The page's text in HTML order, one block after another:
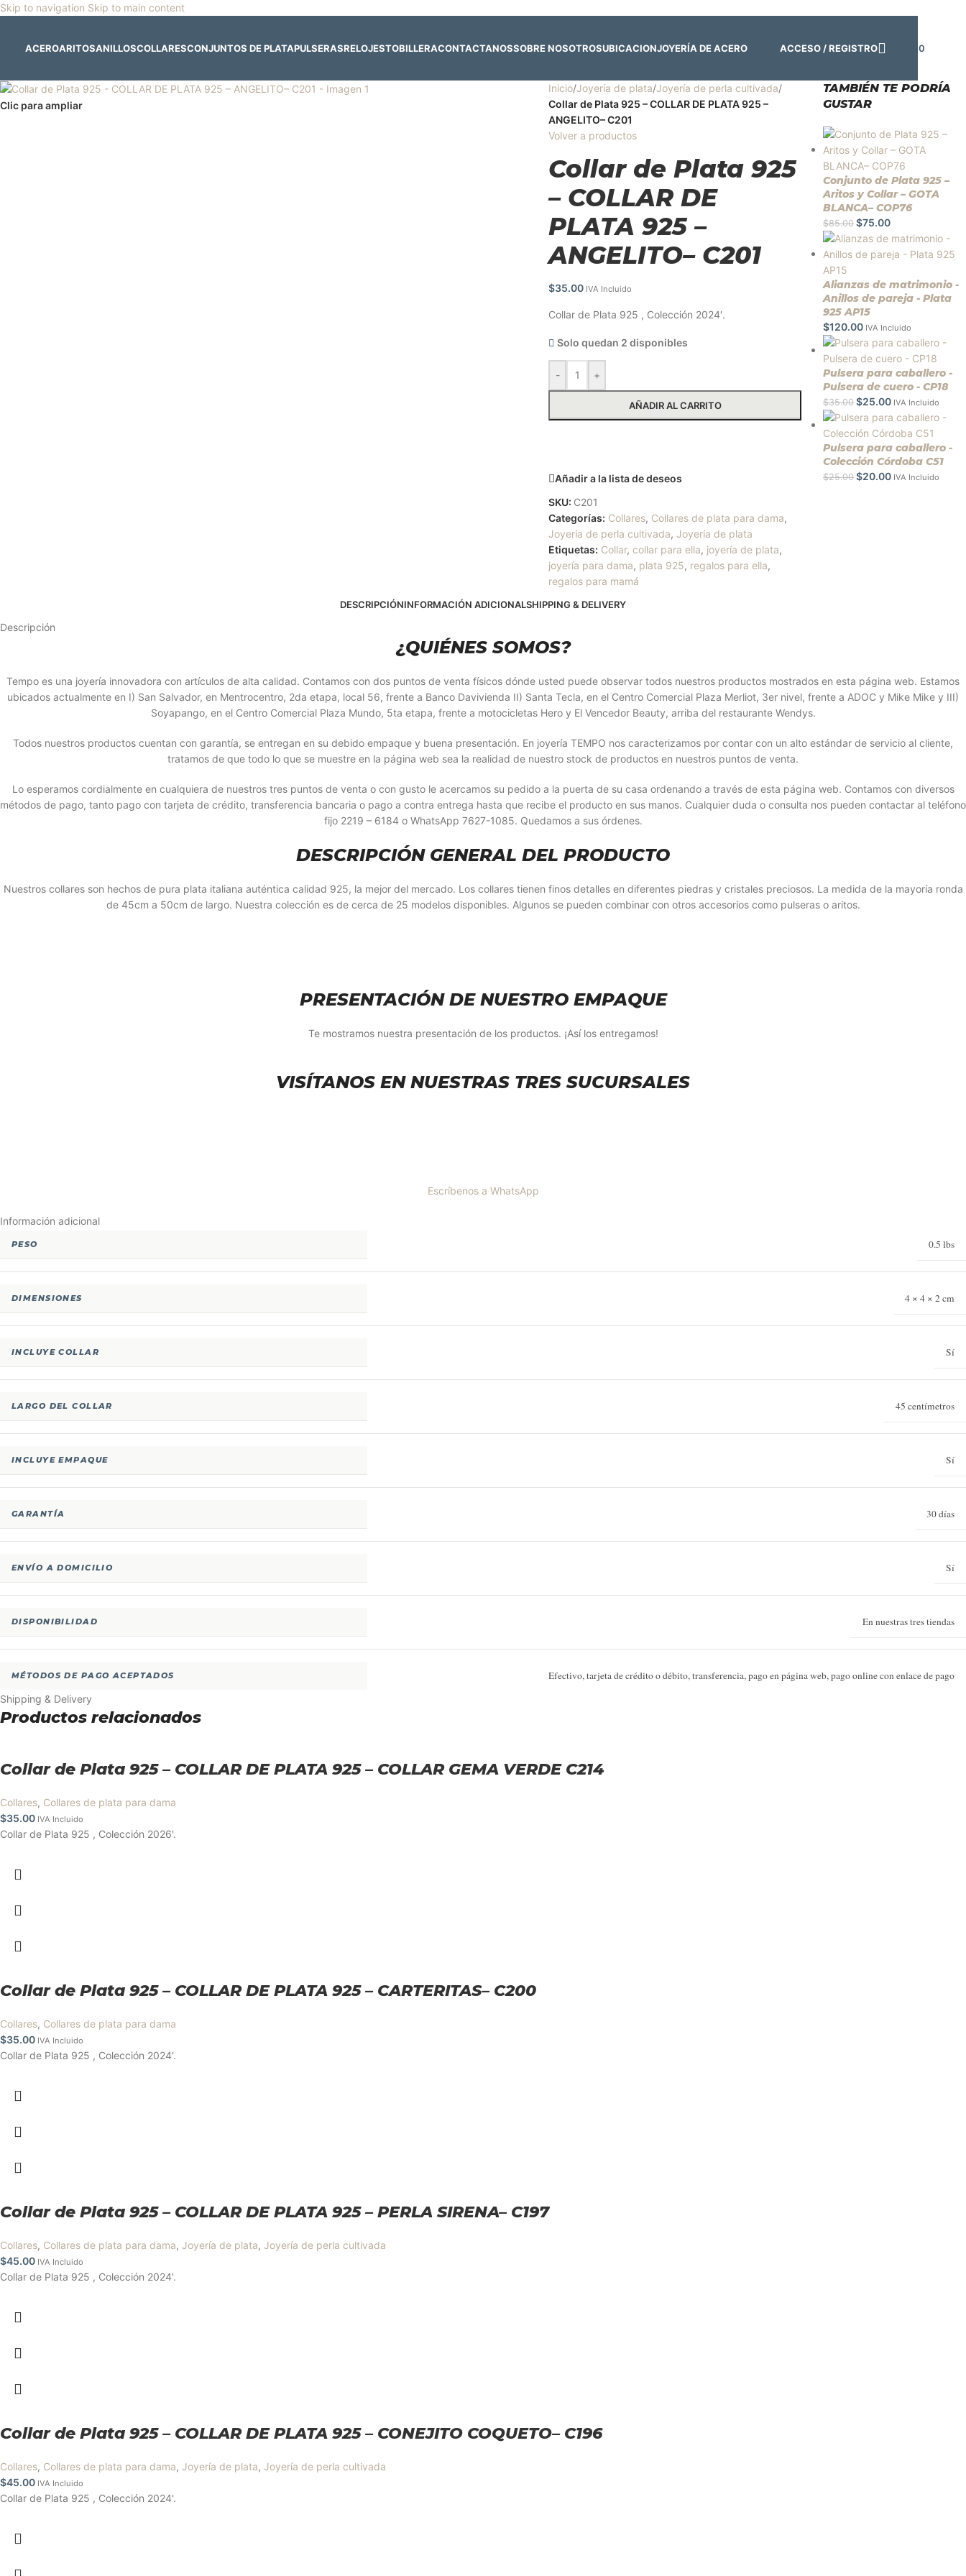
Skip to navigation Skip to main content
ACEROARITOSANILLOSCOLLARESCONJUNTOS DE PLATAPULSERASRELOJESTOBILLERACONTACTANOSSOBRE NOSOTROSUBICACIONJOYERÍA DE ACERO ACCESO / REGISTRO 0.00
Clic para ampliar
Inicio/Joyería de plata/Joyería de perla cultivada/
Collar de Plata 925 – COLLAR DE PLATA 925 –
ANGELITO– C201
Volver a productos
Collar de Plata 925
– COLLAR DE
PLATA 925 –
ANGELITO– C201
$35.00 IVA Incluido
Collar de Plata 925 , Colección 2024′.
Solo quedan 2 disponibles
- +
AÑADIR AL CARRITO
Añadir a la lista de deseos
SKU: C201
Categorías: Collares, Collares de plata para dama,
Joyería de perla cultivada, Joyería de plata
Etiquetas: Collar, collar para ella, joyería de plata,
joyería para dama, plata 925, regalos para ella,
regalos para mamá
TAMBIÉN TE PODRÍA
GUSTAR
Conjunto de Plata 925 –
Aritos y Collar – GOTA
BLANCA– COP76
$85.00 $75.00
Alianzas de matrimonio -
Anillos de pareja - Plata
925 AP15
$120.00 IVA Incluido
Pulsera para caballero -
Pulsera de cuero - CP18
$35.00 $25.00 IVA Incluido
Pulsera para caballero -
Colección Córdoba C51
$25.00 $20.00 IVA Incluido
DESCRIPCIÓNINFORMACIÓN ADICIONALSHIPPING & DELIVERY
Descripción
¿QUIÉNES SOMOS?
Tempo es una joyería innovadora con artículos de alta calidad. Contamos con dos puntos de venta físicos dónde usted puede observar todos nuestros productos mostrados en esta página web. Estamos
ubicados actualmente en I) San Salvador, en Mentrocentro, 2da etapa, local 56, frente a Banco Davivienda II) Santa Tecla, en el Centro Comercial Plaza Merliot, 3er nivel, frente a ADOC y Mike Mike y III)
Soyapango, en el Centro Comercial Plaza Mundo, 5ta etapa, frente a motocicletas Hero y El Vencedor Beauty, arriba del restaurante Wendys.
Todos nuestros productos cuentan con garantía, se entregan en su debido empaque y buena presentación. En joyería TEMPO nos caracterizamos por contar con un alto estándar de servicio al cliente,
tratamos de que todo lo que se muestre en la página web sea la realidad de nuestro stock de productos en nuestros puntos de venta.
Lo esperamos cordialmente en cualquiera de nuestros tres puntos de venta o con gusto le acercamos su pedido a la puerta de su casa ordenando a través de esta página web. Contamos con diversos
métodos de pago, tanto pago con tarjeta de crédito, transferencia bancaria o pago a contra entrega hasta que recibe el producto en sus manos. Cualquier duda o consulta nos pueden contactar al teléfono
fijo 2219 – 6184 o WhatsApp 7627-1085. Quedamos a sus órdenes.
DESCRIPCIÓN GENERAL DEL PRODUCTO
Nuestros collares son hechos de pura plata italiana auténtica calidad 925, la mejor del mercado. Los collares tienen finos detalles en diferentes piedras y cristales preciosos. La medida de la mayoría ronda
de 45cm a 50cm de largo. Nuestra colección es de cerca de 25 modelos disponibles. Algunos se pueden combinar con otros accesorios como pulseras o aritos.
PRESENTACIÓN DE NUESTRO EMPAQUE
Te mostramos nuestra presentación de los productos. ¡Así los entregamos!
VISÍTANOS EN NUESTRAS TRES SUCURSALES
Escríbenos a WhatsApp
Información adicional
PESO 0.5 lbs
DIMENSIONES 4 × 4 × 2 cm
INCLUYE COLLAR Sí
LARGO DEL COLLAR 45 centímetros
INCLUYE EMPAQUE Sí
GARANTÍA 30 días
ENVÍO A DOMICILIO Sí
DISPONIBILIDAD En nuestras tres tiendas
MÉTODOS DE PAGO ACEPTADOS Efectivo, tarjeta de crédito o débito, transferencia, pago en página web, pago online con enlace de pago
Shipping & Delivery
Productos relacionados
Collar de Plata 925 – COLLAR DE PLATA 925 – COLLAR GEMA VERDE C214
Collares, Collares de plata para dama
$35.00 IVA Incluido
Collar de Plata 925 , Colección 2026'.
Collar de Plata 925 – COLLAR DE PLATA 925 – CARTERITAS– C200
Collares, Collares de plata para dama
$35.00 IVA Incluido
Collar de Plata 925 , Colección 2024'.
Collar de Plata 925 – COLLAR DE PLATA 925 – PERLA SIRENA– C197
Collares, Collares de plata para dama, Joyería de plata, Joyería de perla cultivada
$45.00 IVA Incluido
Collar de Plata 925 , Colección 2024'.
Collar de Plata 925 – COLLAR DE PLATA 925 – CONEJITO COQUETO– C196
Collares, Collares de plata para dama, Joyería de plata, Joyería de perla cultivada
$45.00 IVA Incluido
Collar de Plata 925 , Colección 2024'.